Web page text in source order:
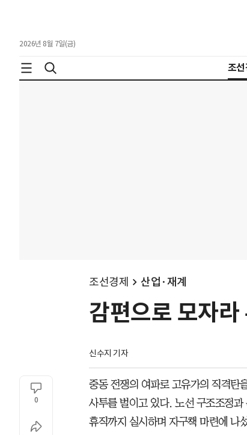
2026년 8월 7일(금)
조선
조선경제 산업·재계
감편으로 모자
신수지 기자
0
중동 전쟁의 여파로 고유가의 직격탄
사투를 벌이고 있다. 노선 구조조정
휴직까지 실시하며 자구책 마련에 나